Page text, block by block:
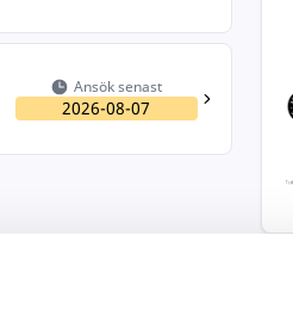
Ansök senast
2026-08-07